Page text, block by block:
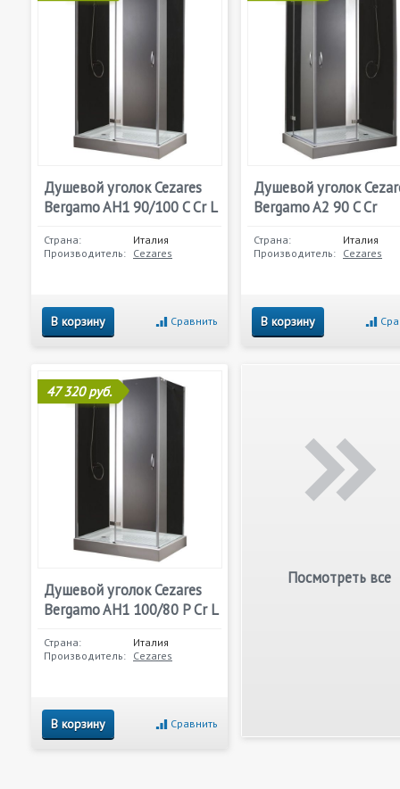
Душевой уголок Cezares
Bergamo AH1 90/100 C Cr L
Страна:
Италия
Производитель: Cezares
В корзину Сравнить
Душевой уголок
Bergamo A2 90 C Cr
Страна:
Италия
Производитель: Cezares
В корзину
47 320 руб.
Душевой уголок Cezares
Bergamo AH1 100/80 P Cr L
Страна:
Италия
Производитель: Cezares
В корзину Сравнить
Посмотреть все